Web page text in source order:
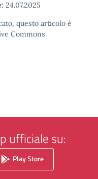
24.07.2025
questo articolo è
Commons
ufficiale su:
Play Store